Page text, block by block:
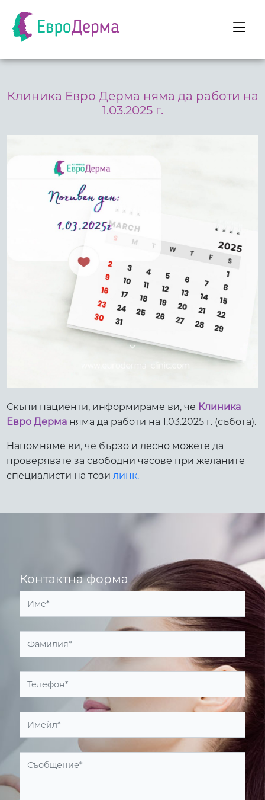
Клиника Евро Дерма няма да работи на
1.03.2025 г.
Скъпи пациенти, информираме ви, че Клиника
Евро Дерма няма да работи на 1.03.2025 г. (събота).
Напомняме ви, че бързо и лесно можете да
проверявате за свободни часове при желаните
специалисти на този линк.
Контактна форма